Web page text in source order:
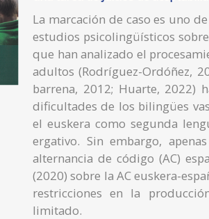
La marcación de caso es uno
estudios psicolingüísticos
que han analizado el
adultos (Rodríguez-Ordóñez,
barrena, 2012; Huarte, 2022)
dificultades de los bilingües
el euskera como segunda
ergativo. Sin embargo,
alternancia de código (AC)
(2020) sobre la AC euskera-
restricciones en la
limitado.